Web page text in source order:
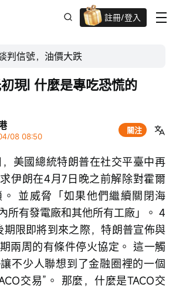
註冊/登入
迎新驚喜賞 股票/BTC等任你揀!
判信號，油價大跌
08 08:50
關注
現| 什麼是專吃恐慌的
美國總統特朗普在社交平臺中再
伊朗在4月7日晚之前解除對霍爾
並威脅「如果他們繼續關閉海
所有發電廠和其他所有工廠」。 4
期限即將到來之際，特朗普宣佈與
兩周的有條件停火協定。 這一觸
不少人聯想到了金融圈裡的一個
交易”。 那麼，什麼是TACO交